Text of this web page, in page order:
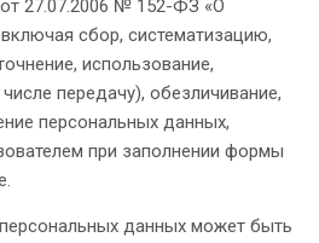
27.07.2006 № 152-ФЗ «О
сбор, систематизацию,
использование,
передачу), обезличивание,
персональных данных,
при заполнении формы
данных может быть